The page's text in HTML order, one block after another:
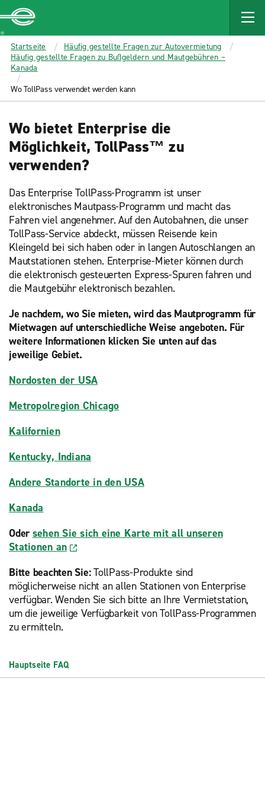
MAIN
CONTENT
Enterprise
Startseite
Häufig gestellte Fragen zur Autovermietung
Häufig gestellte Fragen zu Bußgeldern und Mautgebühren –
Kanada
Wo TollPass verwendet werden kann
Wo bietet Enterprise die
Möglichkeit, TollPass™ zu
verwenden?
Das Enterprise TollPass-Programm ist unser
elektronisches Mautpass-Programm und macht das
Fahren viel angenehmer. Auf den Autobahnen, die unser
TollPass-Service abdeckt, müssen Reisende kein
Kleingeld bei sich haben oder in langen Autoschlangen an
Mautstationen stehen. Enterprise-Mieter können durch
die elektronisch gesteuerten Express-Spuren fahren und
die Mautgebühr elektronisch bezahlen.
Je nachdem, wo Sie mieten, wird das Mautprogramm für
Mietwagen auf unterschiedliche Weise angeboten. Für
weitere Informationen klicken Sie unten auf das
jeweilige Gebiet.
Nordosten der USA
Metropolregion Chicago
Kalifornien
Kentucky, Indiana
Andere Standorte in den USA
Kanada
Oder sehen Sie sich eine Karte mit all unseren
Stationen an
Bitte beachten Sie:TollPass-Produkte sind
möglicherweise nicht an allen Stationen von Enterprise
verfügbar. Wenden Sie sich bitte an Ihre Vermietstation,
um die jeweilige Verfügbarkeit von TollPass-Programmen
zu ermitteln.
Hauptseite FAQ